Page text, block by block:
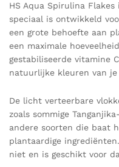
HS Aqua Spirulina
speciaal is ontwikkeld
een grote behoefte aan
een maximale
gestabiliseerde vitamine
natuurlijke kleuren van
De licht verteerbare
zoals sommige
andere soorten die baat
plantaardige
niet en is geschikt voor